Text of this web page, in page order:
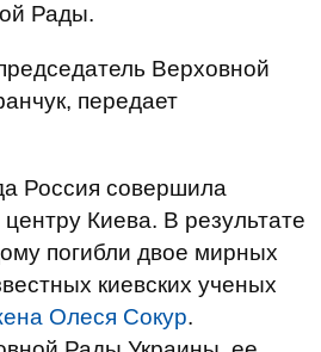
Рады.
Верховной
передает
Россия совершила
Киева. В результате
погибли двое мирных
киевских ученых
Олеся Сокур.